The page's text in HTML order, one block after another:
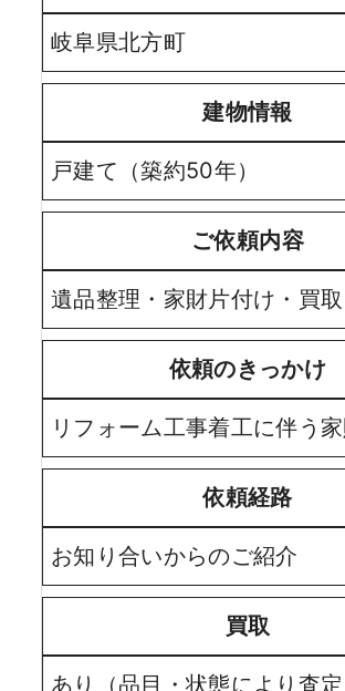
岐阜県北方町
建物情報
戸建て（築約50年）
ご依頼内容
遺品整理・家財片付け・買取
依頼のきっかけ
リフォーム工事着工に伴う
依頼経路
お知り合いからのご紹介
買取
あり（品目・状態により査定